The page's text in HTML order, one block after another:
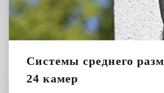
Системы среднего
24 камер